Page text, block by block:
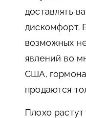
доставлять
дискомфорт.
возможных
явлений во
США,
продаются
Плохо